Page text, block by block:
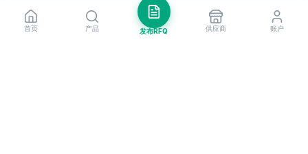
首页 产品 发布RFQ 供应商 账户